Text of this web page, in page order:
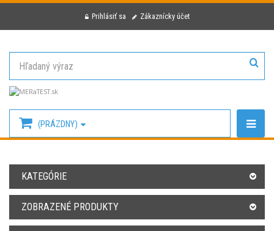
Prihlásiť sa Zákaznícky účet
(PRÁZDNY)
KATEGÓRIE
ZOBRAZENÉ PRODUKTY